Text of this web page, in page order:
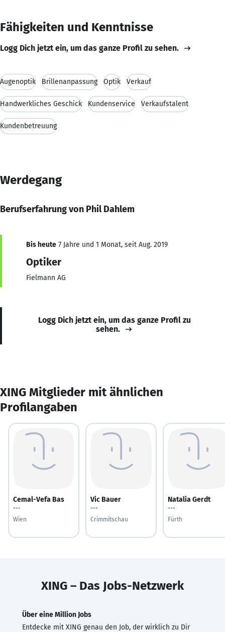
Fähigkeiten und Kenntnisse
Logg Dich jetzt ein, um das ganze Profil zu sehen.
Augenoptik Brillenanpassung Optik Verkauf
Handwerkliches Geschick Kundenservice Verkaufstalent
Kundenbetreuung
Werdegang
Berufserfahrung von Phil Dahlem
Bis heute 7 Jahre und 1 Monat, seit Aug. 2019
Optiker
Fielmann AG
Logg Dich jetzt ein, um das ganze Profil zu
sehen.
XING Mitglieder mit ähnlichen
Profilangaben
Cemal-Vefa Bas
---
Wien
Vic Bauer
---
Crimmitschau
Natalia Gerdt
---
Fürth
XING – Das Jobs-Netzwerk
Über eine Million Jobs
Entdecke mit XING genau den Job, der wirklich zu Dir